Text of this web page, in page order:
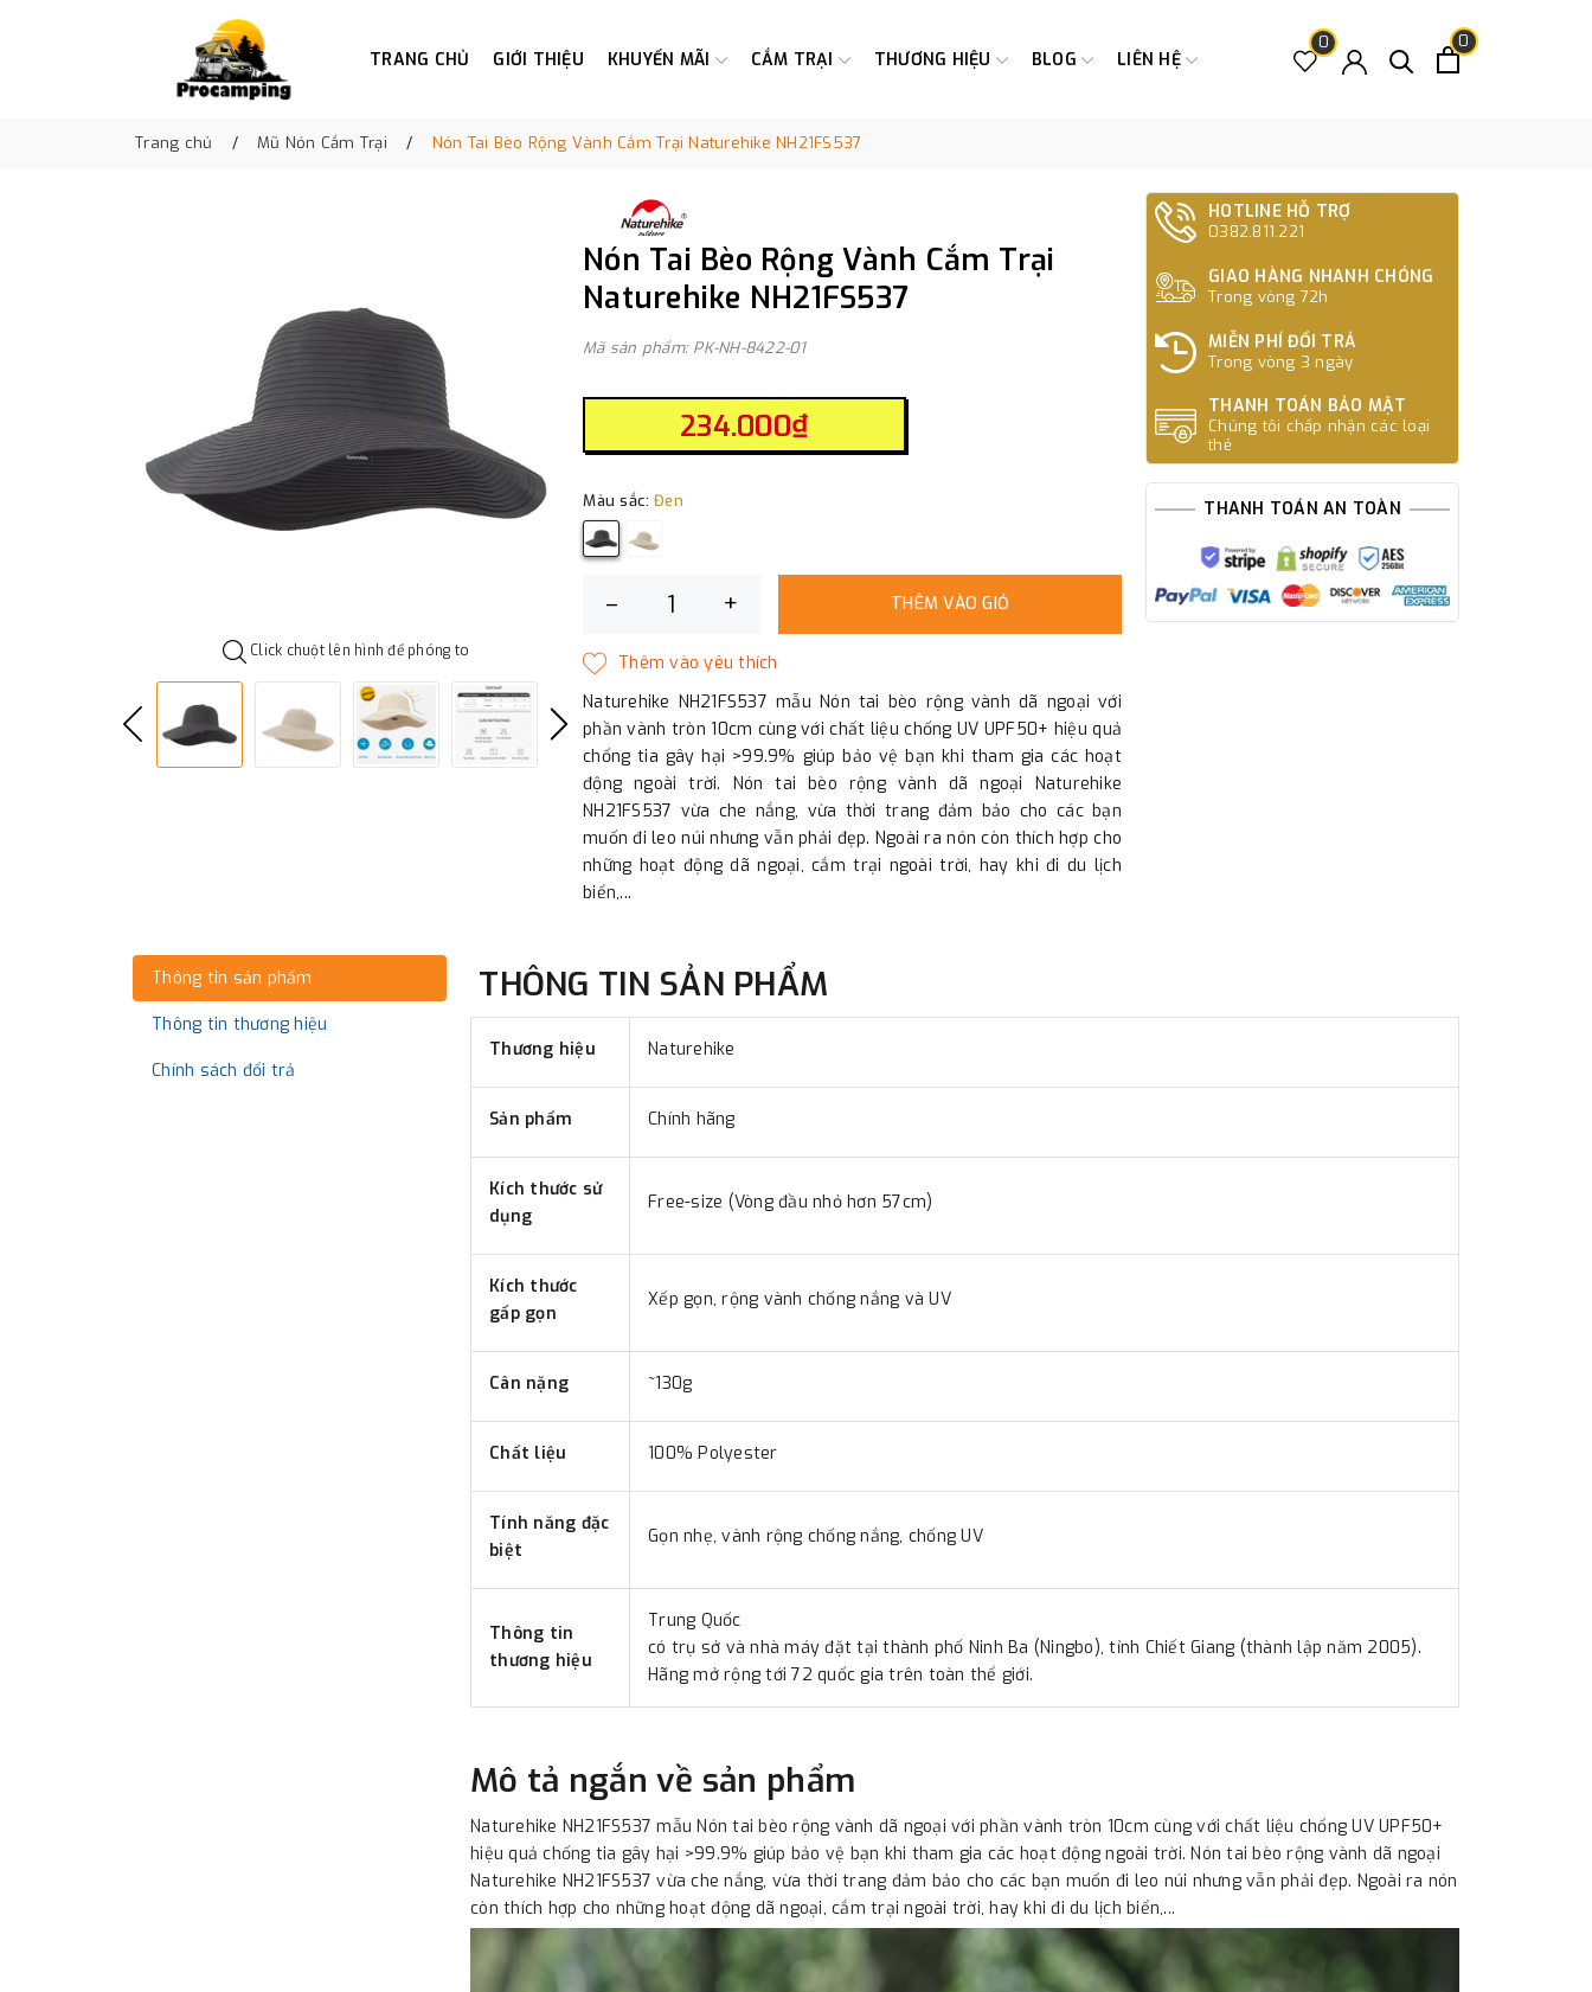
TRANG CHỦ GIỚI THIỆU KHUYẾN MÃI CẮM TRẠI THƯƠNG HIỆU BLOG LIÊN HỆ
0 0
Trang chủ Mũ Nón Cắm Trại Nón Tai Bèo Rộng Vành Cắm Trại Naturehike NH21FS537
Click chuột lên hình để phóng to
Nón Tai Bèo Rộng Vành Cắm Trại
Naturehike NH21FS537
Mã sản phẩm: PK-NH-8422-01
234.000₫
Màu sắc: Đen
– + THÊM VÀO GIỎ
Naturehike NH21FS537 mẫu Nón tai bèo rộng vành dã ngoại với
phần vành tròn 10cm cùng với chất liệu chống UV UPF50+ hiệu quả
chống tia gây hại >99.9% giúp bảo vệ bạn khi tham gia các hoạt
động ngoài trời. Nón tai bèo rộng vành dã ngoại Naturehike
NH21FS537 vừa che nắng, vừa thời trang đảm bảo cho các bạn
muốn đi leo núi nhưng vẫn phải đẹp. Ngoài ra nón còn thích hợp cho
những hoạt động dã ngoại, cắm trại ngoài trời, hay khi đi du lịch
biển,...
HOTLINE HỖ TRỢ
0382.811.221
GIAO HÀNG NHANH CHÓNG
Trong vòng 72h
MIỄN PHÍ ĐỔI TRẢ
Trong vòng 3 ngày
THANH TOÁN BẢO MẬT
Chúng tôi chấp nhận các loại
thẻ
THANH TOÁN AN TOÀN
Thông tin sản phẩm
Thông tin thương hiệu
Chính sách đổi trả
THÔNG TIN SẢN PHẨM
Thương hiệu Naturehike
Sản phẩm Chính hãng
Kích thước sử
dụng
Free-size (Vòng đầu nhỏ hơn 57cm)
Kích thước
gấp gọn
Xếp gọn, rộng vành chống nắng và UV
Cân nặng ~130g
Chất liệu 100% Polyester
Tính năng đặc
biệt
Gọn nhẹ, vành rộng chống nắng, chống UV
Thông tin
thương hiệu
Trung Quốc
có trụ sở và nhà máy đặt tại thành phố Ninh Ba (Ningbo), tỉnh Chiết Giang (thành lập năm 2005).
Hãng mở rộng tới 72 quốc gia trên toàn thế giới.
Mô tả ngắn về sản phẩm
Naturehike NH21FS537 mẫu Nón tai bèo rộng vành dã ngoại với phần vành tròn 10cm cùng với chất liệu chống UV UPF50+
hiệu quả chống tia gây hại >99.9% giúp bảo vệ bạn khi tham gia các hoạt động ngoài trời. Nón tai bèo rộng vành dã ngoại
Naturehike NH21FS537 vừa che nắng, vừa thời trang đảm bảo cho các bạn muốn đi leo núi nhưng vẫn phải đẹp. Ngoài ra nón
còn thích hợp cho những hoạt động dã ngoại, cắm trại ngoài trời, hay khi đi du lịch biển,...